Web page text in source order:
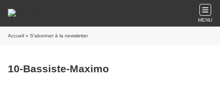
MENU
Accueil » S'abonner à la newsletter
10-Bassiste-Maximo